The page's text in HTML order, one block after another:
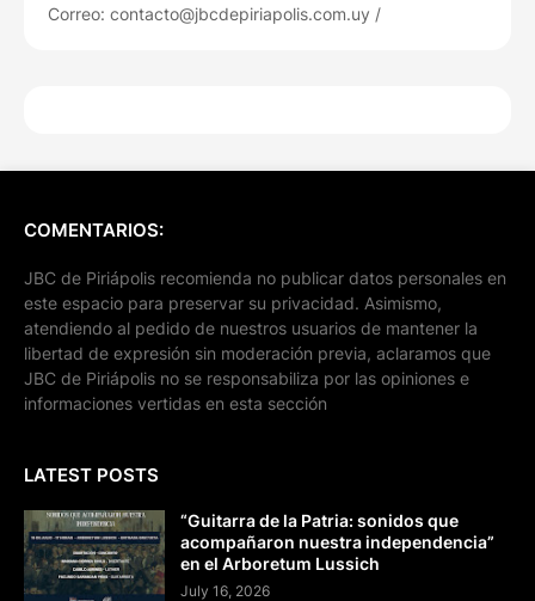
Correo: contacto@jbcdepiriapolis.com.uy /
COMENTARIOS:
JBC de Piriápolis recomienda no publicar datos personales en
este espacio para preservar su privacidad. Asimismo,
atendiendo al pedido de nuestros usuarios de mantener la
libertad de expresión sin moderación previa, aclaramos que
JBC de Piriápolis no se responsabiliza por las opiniones e
informaciones vertidas en esta sección
LATEST POSTS
“Guitarra de la Patria: sonidos que
acompañaron nuestra independencia”
en el Arboretum Lussich
July 16, 2026